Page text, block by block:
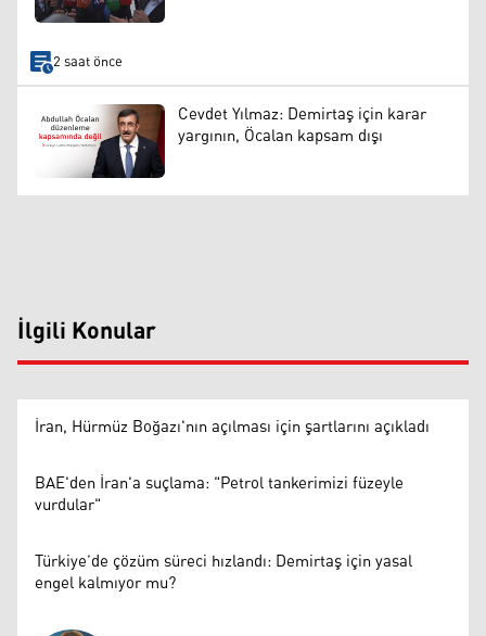
2 saat önce
Cevdet Yılmaz: Demirtaş için karar
yargının, Öcalan kapsam dışı
İlgili Konular
İran, Hürmüz Boğazı'nın açılması için şartlarını açıkladı
BAE'den İran'a suçlama: "Petrol tankerimizi füzeyle
vurdular"
Türkiye’de çözüm süreci hızlandı: Demirtaş için yasal
engel kalmıyor mu?